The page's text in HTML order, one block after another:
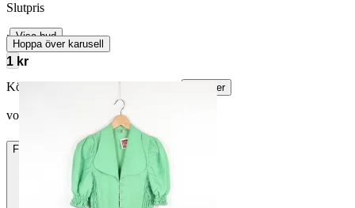
Slutpris
∙ Visa bud
1 kr
Köparskydd är valfritt hos företag.
Läs mer
vonnizen vann auktionen
Frakt 59 kr DSV
Hoppa över karusell